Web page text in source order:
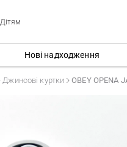
Дітям
Нові надходження
Джинсові куртки OBEY OPENA